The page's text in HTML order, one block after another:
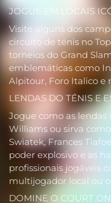
JOGUE EM LOCAIS
Visite alguns dos
circuito de ténis no
torneios do Grand
emblemáticas como
Alpitour, Foro Italico e
LENDAS DO TÉNIS E
Jogue como as lendas
Williams ou sirva
Swiatek, Frances
poder explosivo e as
profissionais jogáveis
multijogador local ou
DOMINE O COURT